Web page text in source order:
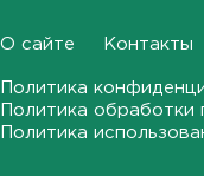
неолита
О сайте Контакты
Политика
Политика
Политика